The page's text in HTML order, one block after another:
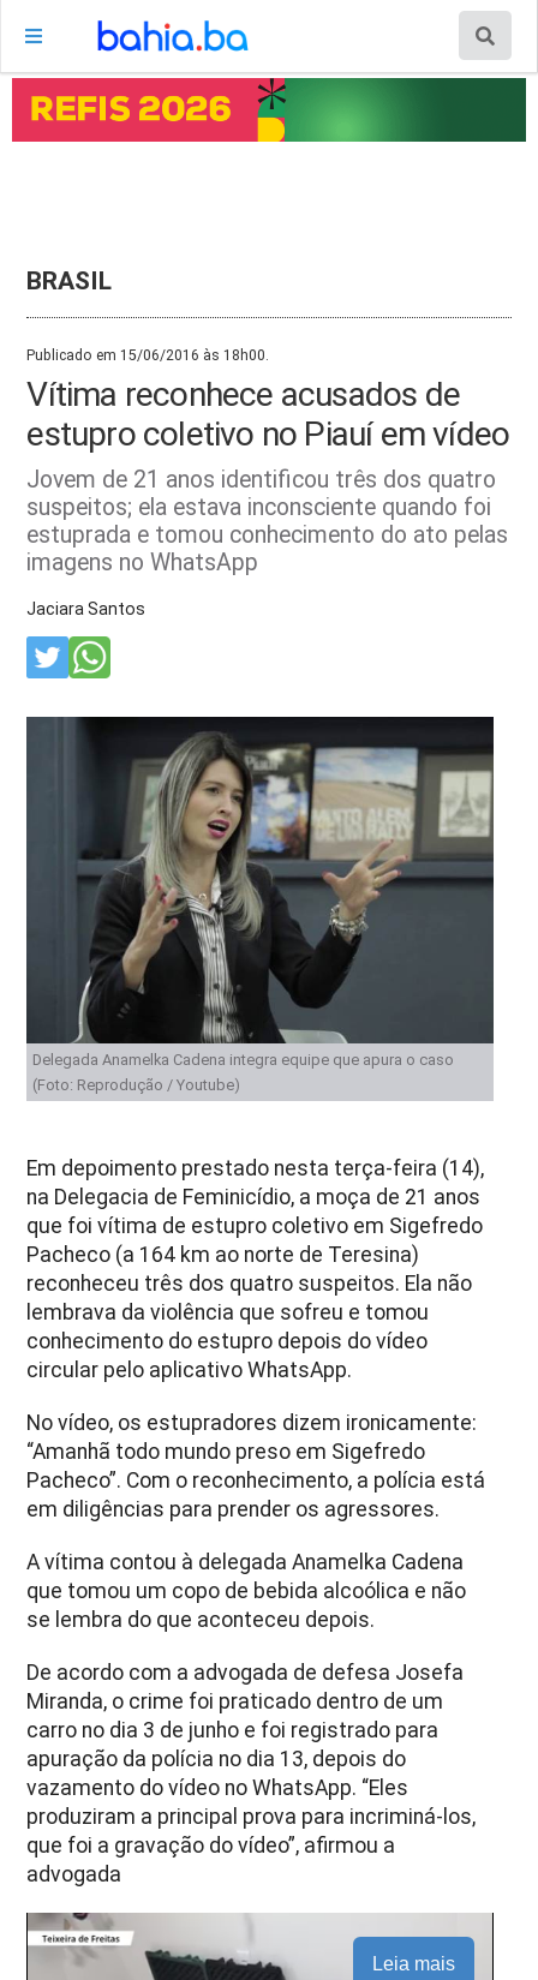
BRASIL
Publicado em 15/06/2016 às 18h00.
Vítima reconhece acusados de
estupro coletivo no Piauí em vídeo
Jovem de 21 anos identificou três dos quatro
suspeitos; ela estava inconsciente quando foi
estuprada e tomou conhecimento do ato pelas
imagens no WhatsApp
Jaciara Santos
Delegada Anamelka Cadena integra equipe que apura o caso
(Foto: Reprodução / Youtube)
Em depoimento prestado nesta terça-feira (14),
na Delegacia de Feminicídio, a moça de 21 anos
que foi vítima de estupro coletivo em Sigefredo
Pacheco (a 164 km ao norte de Teresina)
reconheceu três dos quatro suspeitos. Ela não
lembrava da violência que sofreu e tomou
conhecimento do estupro depois do vídeo
circular pelo aplicativo WhatsApp.
No vídeo, os estupradores dizem ironicamente:
“Amanhã todo mundo preso em Sigefredo
Pacheco”. Com o reconhecimento, a polícia está
em diligências para prender os agressores.
A vítima contou à delegada Anamelka Cadena
que tomou um copo de bebida alcoólica e não
se lembra do que aconteceu depois.
De acordo com a advogada de defesa Josefa
Miranda, o crime foi praticado dentro de um
carro no dia 3 de junho e foi registrado para
apuração da polícia no dia 13, depois do
vazamento do vídeo no WhatsApp. “Eles
produziram a principal prova para incriminá-los,
que foi a gravação do vídeo”, afirmou a
advogada
Leia mais